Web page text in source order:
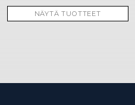
NÄYTÄ TUOTTEET